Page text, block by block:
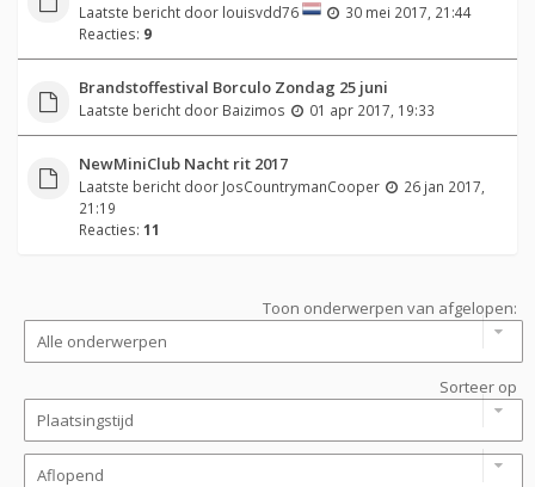
Laatste bericht door louisvdd76
30 mei 2017, 21:44
Reacties: 9
Brandstoffestival Borculo Zondag 25 juni
Laatste bericht door Baizimos 01 apr 2017, 19:33
NewMiniClub Nacht rit 2017
Laatste bericht door JosCountrymanCooper
26 jan 2017,
21:19
Reacties: 11
Toon onderwerpen van afgelopen:
Sorteer op